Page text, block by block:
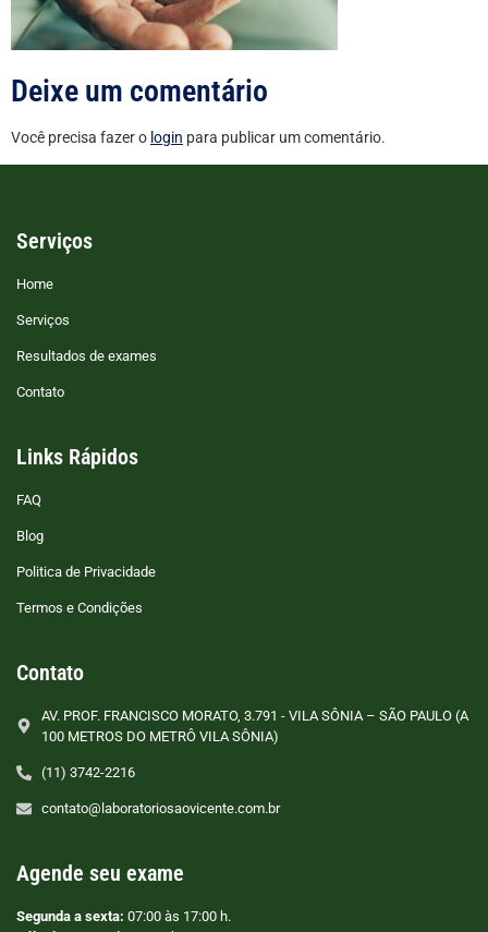
Deixe um comentário
Você precisa fazer o login para publicar um comentário.
Serviços
Home
Serviços
Resultados de exames
Contato
Links Rápidos
FAQ
Blog
Politica de Privacidade
Termos e Condições
Contato
AV. PROF. FRANCISCO MORATO, 3.791 - VILA SÔNIA – SÃO PAULO (A
100 METROS DO METRÔ VILA SÔNIA)
(11) 3742-2216
contato@laboratoriosaovicente.com.br
Agende seu exame
Segunda a sexta: 07:00 às 17:00 h.